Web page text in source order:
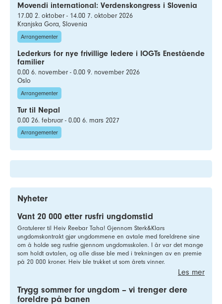
Movendi international: Verdenskongress i Slovenia
17.00 2. oktober - 14.00 7. oktober 2026
Kranjska Gora, Slovenia
Arrangementer
Lederkurs for nye frivillige ledere i IOGTs Enestående
familier
0.00 6. november - 0.00 9. november 2026
Oslo
Arrangementer
Tur til Nepal
0.00 26. februar - 0.00 6. mars 2027
Arrangementer
Nyheter
Vant 20 000 etter rusfri ungdomstid
Gratulerer til Heiv Reebar Taha! Gjennom Sterk&Klars
ungdomskontrakt gjør ungdommene en avtale med foreldrene sine
om å holde seg rusfrie gjennom ungdomsskolen. I år var det mange
som holdt avtalen, og alle disse ble med i trekningen av en premie
på 20 000 kroner. Heiv ble trukket ut som årets vinner.
Les mer
Trygg sommer for ungdom – vi trenger dere
foreldre på banen